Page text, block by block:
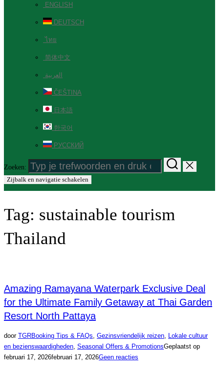
ENGLISH
DEUTSCH
ไทย
简体中文
العربية
ČEŠTINA
日本語
한국어
РУССКИЙ
Zoeken:
Zijbalk en navigatie schakelen
Tag: sustainable tourism
Thailand
Amazing Ramayana Waterpark Exclusive Deal
for the Ultimate Family Getaway at Thai Garden
Resort North Pattaya
door TGRBooking Tips & FAQs, Gezinsvriendelijk reizen, Lokale cultuur
en bezienswaardigheden, Seasonal Offers & PromotionsGeplaatst op
februari 17, 2026februari 17, 2026Geen reacties